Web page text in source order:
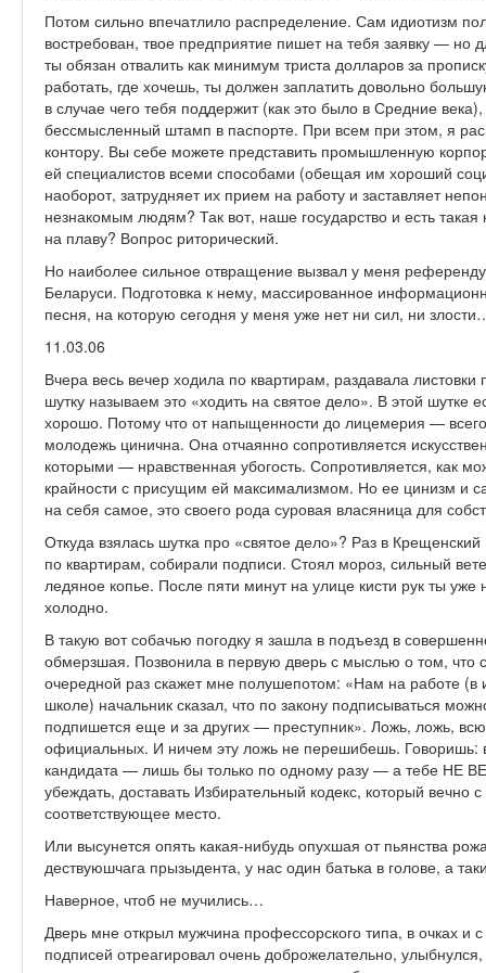
Потом сильно впечатлило распределение. Сам идиотизм
востребован, твое предприятие пишет на тебя заявку — но
ты обязан отвалить как минимум триста долларов за
работать, где хочешь, ты должен заплатить довольно
в случае чего тебя поддержит (как это было в Средние
бессмысленный штамп в паспорте. При всем при этом, я
контору. Вы себе можете представить промышленную
ей специалистов всеми способами (обещая им хороший
наоборот, затрудняет их прием на работу и заставляет
незнакомым людям? Так вот, наше государство и есть
на плаву? Вопрос риторический.
Но наиболее сильное отвращение вызвал у меня
Беларуси. Подготовка к нему, массированное
песня, на которую сегодня у меня уже нет ни сил, ни
11.03.06
Вчера весь вечер ходила по квартирам, раздавала
шутку называем это «ходить на святое дело». В этой шутке
хорошо. Потому что от напыщенности до лицемерия —
молодежь цинична. Она отчаянно сопротивляется
которыми — нравственная убогость. Сопротивляется, как
крайности с присущим ей максимализмом. Но ее цинизм и
на себя самое, это своего рода суровая власяница для
Откуда взялась шутка про «святое дело»? Раз в
по квартирам, собирали подписи. Стоял мороз, сильный
ледяное копье. После пяти минут на улице кисти рук ты
холодно.
В такую вот собачью погодку я зашла в подъезд в
обмерзшая. Позвонила в первую дверь с мыслью о том, что
очередной раз скажет мне полушепотом: «Нам на работе (в
школе) начальник сказал, что по закону подписываться
подпишется еще и за других — преступник». Ложь, ложь,
официальных. И ничем эту ложь не перешибешь. Говоришь:
кандидата — лишь бы только по одному разу — а тебе НЕ
убеждать, доставать Избирательный кодекс, который вечно
соответствующее место.
Или высунется опять какая-нибудь опухшая от пьянства
дествуюшчага прызыдента, у нас один батька в голове, а
Наверное, чтоб не мучились…
Дверь мне открыл мужчина профессорского типа, в очках и
подписей отреагировал очень доброжелательно,